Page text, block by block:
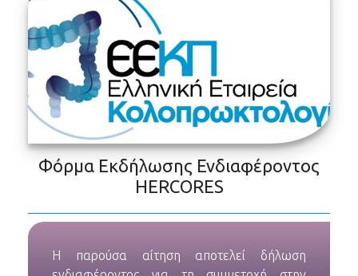
Φόρμα Εκδήλωσης Ενδιαφέροντος
HERCORES
Η παρούσα αίτηση αποτελεί δήλωση